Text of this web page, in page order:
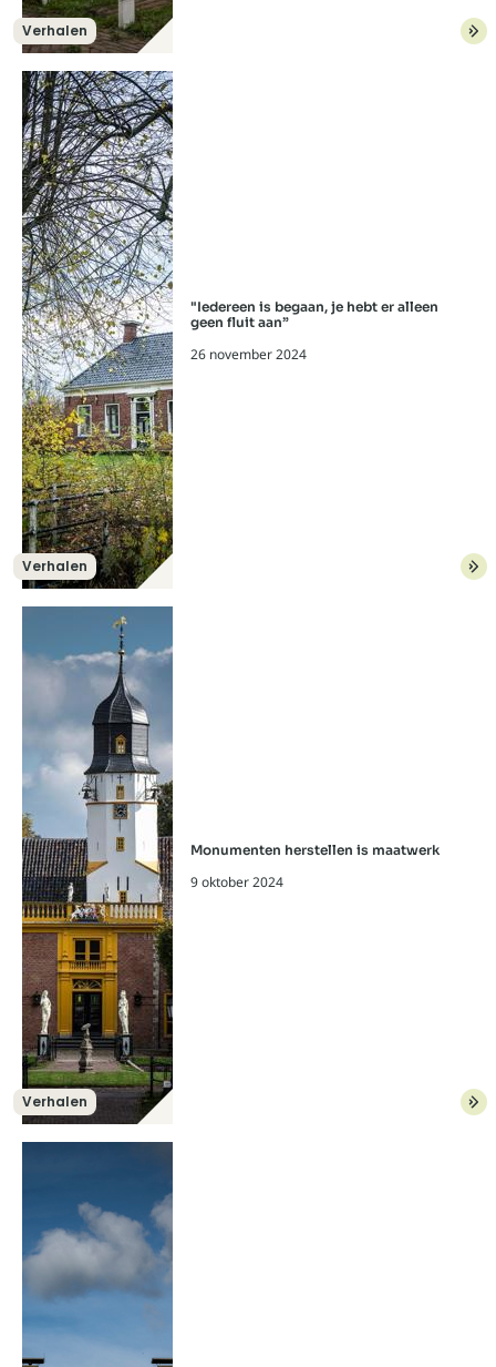
Verhalen
Lees meer over: “Er gaat te weinig
"Iedereen is begaan, je hebt er alleen
geen fluit aan”
Verhalen
26 november 2024
Lees meer over: "Iedereen is
Monumenten herstellen is maatwerk
Verhalen
9 oktober 2024
Lees meer over: Monumenten